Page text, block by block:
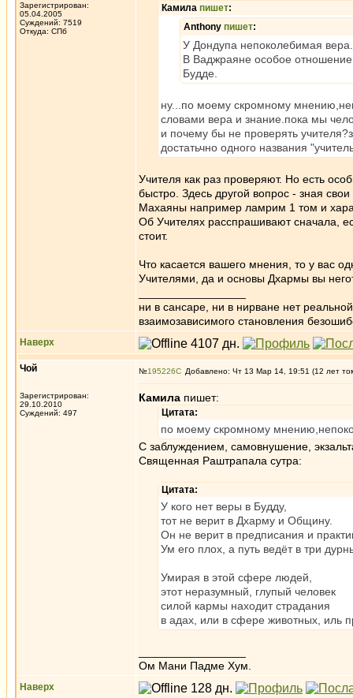
Зарегистрирован:
05.04.2005
Суждений: 7519
Откуда: СПб
Камила пишет:
Anthony пишет:
У Дондупа непоколебимая
В Ваджраяне особое отношение
Будде.
ну...по моему скромному
словами вера и знание.пока мы
и почему бы не проверять
достатьчно одного названия
Учителя как раз проверяют. Но есть
быстро. Здесь другой вопрос - зная
Махаяны например ламрим 1 том и
Об Учителях расспрашивают сначала,
стоит.
Что касается вашего мнения, то у вас
Учителями, да и основы Дхармы вы
ни в сансаре, ни в нирване нет
взаимозависимого становления
Наверх
Чой
Зарегистрирован:
29.10.2010
Суждений: 497
№195226 Добавлено: Чт 13 Мар 14, 19:51 (12 лет
Камила пишет:
Цитата:
по моему скромному
С заблуждением, самовнушение,
Священная Раштрапала сутра:
Цитата:
У кого нет веры в Будду,
тот не верит в Дхарму и Общину.
Он не верит в предписания и
Ум его плох, а путь ведёт в три
Умирая в этой сфере людей,
этот неразумный, глупый человек
силой кармы находит страдания
в адах, или в сфере животных, иль
Ом Мани Падме Хум.
Наверх